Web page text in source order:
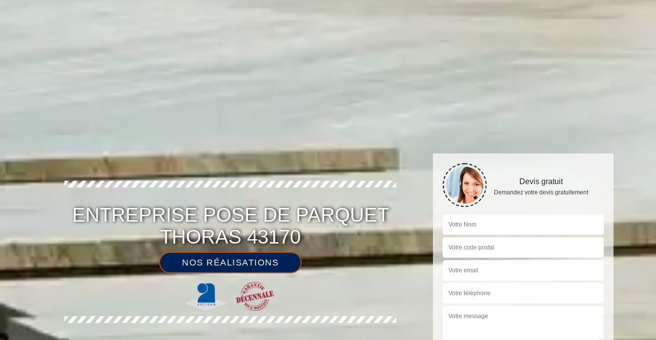
ENTREPRISE POSE DE PARQUET
THORAS 43170
NOS RÉALISATIONS
Devis gratuit
Demandez votre devis gratuitement